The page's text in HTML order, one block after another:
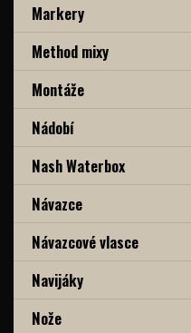
Markery
Method mixy
Montáže
Nádobí
Nash Waterbox
Návazce
Návazcové vlasce
Navijáky
Nože